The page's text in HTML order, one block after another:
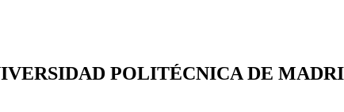
POLITÉCNICA DE